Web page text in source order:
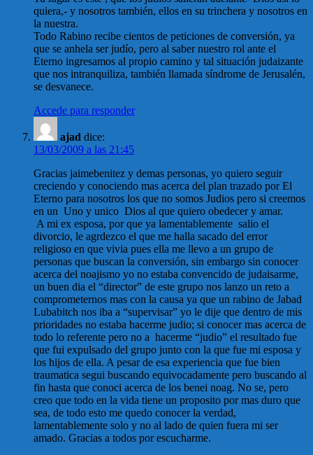
quiera,- y nosotros también, ellos en su trinchera y nosotros en
la nuestra.
Todo Rabino recibe cientos de peticiones de conversión, ya
que se anhela ser judío, pero al saber nuestro rol ante el
Eterno ingresamos al propio camino y tal situación judaizante
que nos intranquiliza, también llamada síndrome de Jerusalén,
se desvanece.
Accede para responder
ajad dice:
13/03/2009 a las 21:45
Gracias jaimebenitez y demas personas, yo quiero seguir
creciendo y conociendo mas acerca del plan trazado por El
Eterno para nosotros los que no somos Judios pero si creemos
en un Uno y unico Dios al que quiero obedecer y amar.
A mi ex esposa, por que ya lamentablemente salio el
divorcio, le agrdezco el que me halla sacado del error
religioso en que vivia pues ella me llevo a un grupo de
personas que buscan la conversión, sin embargo sin conocer
acerca del noajismo yo no estaba convencido de judaisarme,
un buen dia el “director” de este grupo nos lanzo un reto a
comprometernos mas con la causa ya que un rabino de Jabad
Lubabitch nos iba a “supervisar” yo le dije que dentro de mis
prioridades no estaba hacerme judio; si conocer mas acerca de
todo lo referente pero no a hacerme “judio” el resultado fue
que fui expulsado del grupo junto con la que fue mi esposa y
los hijos de ella. A pesar de esa experiencia que fue bien
traumatica segui buscando equivocadamente pero buscando al
fin hasta que conoci acerca de los benei noag. No se, pero
creo que todo en la vida tiene un proposito por mas duro que
sea, de todo esto me quedo conocer la verdad,
lamentablemente solo y no al lado de quien fuera mi ser
amado. Gracias a todos por escucharme.